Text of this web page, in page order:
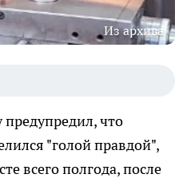
Из архива
предупредил, что
"голой правдой",
всего полгода, после